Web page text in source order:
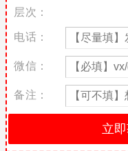
重庆城市管理职业学
重庆工商职业学院
重庆三峡医药高等
7
重庆医药高等专科
重庆电力高等专科
重庆三峡职业学院
重庆交通职业学院
重庆水利电力职业
层次：
电话：
微信：
备注：